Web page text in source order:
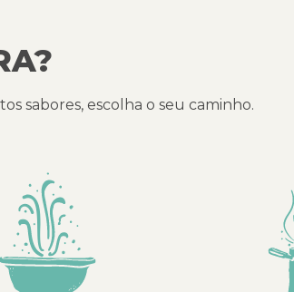
sabores, escolha o seu caminho.